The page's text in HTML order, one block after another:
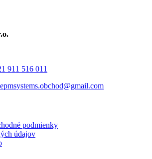
911 516 011
epmsystems.obchod@gmail.com
podmienky
údajov